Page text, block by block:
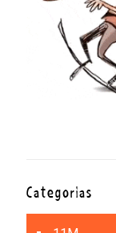
Categorías